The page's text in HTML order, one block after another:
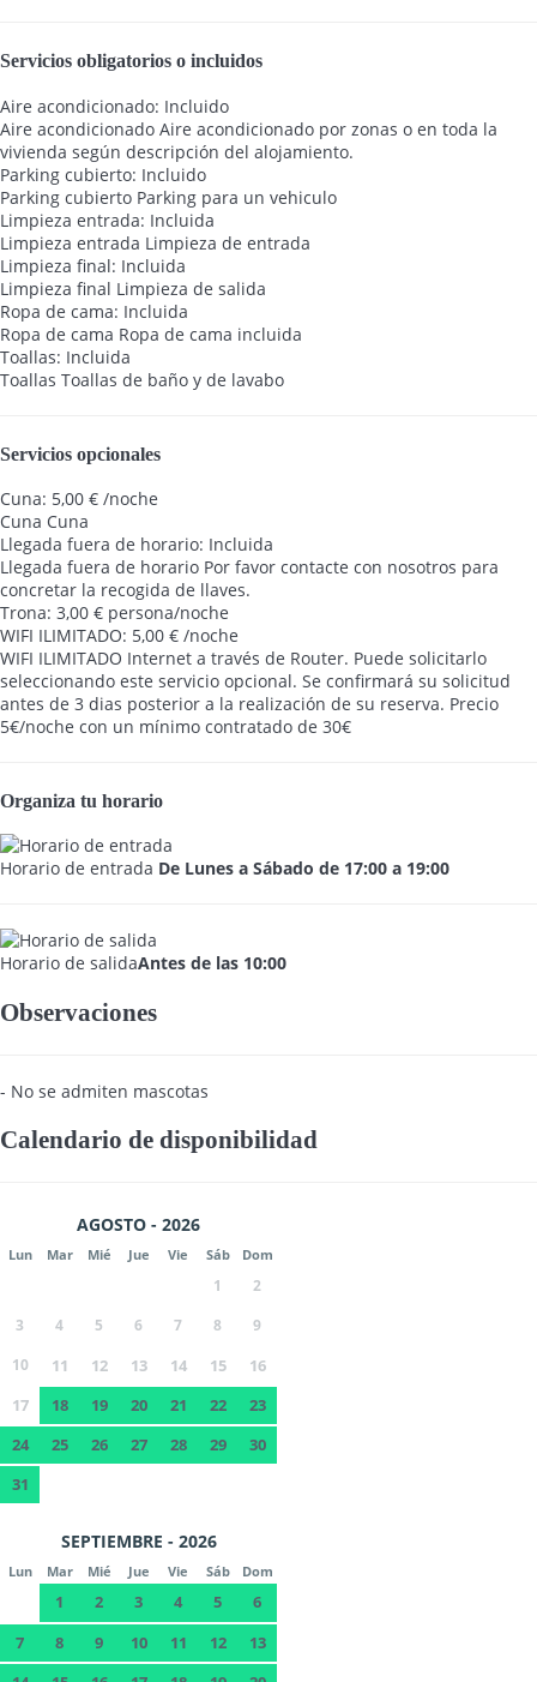
Servicios obligatorios o incluidos
Aire acondicionado: Incluido
Aire acondicionado Aire acondicionado por zonas o en toda la
vivienda según descripción del alojamiento.
Parking cubierto: Incluido
Parking cubierto Parking para un vehiculo
Limpieza entrada: Incluida
Limpieza entrada Limpieza de entrada
Limpieza final: Incluida
Limpieza final Limpieza de salida
Ropa de cama: Incluida
Ropa de cama Ropa de cama incluida
Toallas: Incluida
Toallas Toallas de baño y de lavabo
Servicios opcionales
Cuna: 5,00 € /noche
Cuna Cuna
Llegada fuera de horario: Incluida
Llegada fuera de horario Por favor contacte con nosotros para
concretar la recogida de llaves.
Trona: 3,00 € persona/noche
WIFI ILIMITADO: 5,00 € /noche
WIFI ILIMITADO Internet a través de Router. Puede solicitarlo
seleccionando este servicio opcional. Se confirmará su solicitud
antes de 3 dias posterior a la realización de su reserva. Precio
5€/noche con un mínimo contratado de 30€
Organiza tu horario
Horario de entrada De Lunes a Sábado de 17:00 a 19:00
Horario de salidaAntes de las 10:00
Observaciones
- No se admiten mascotas
Calendario de disponibilidad
AGOSTO - 2026
Lun Mar Mié Jue Vie Sáb Dom
1
2
3
4 5 6 7 8
9
10
11 12 13 14 15
16
17
18 19 20 21 22
23
24
25 26 27 28 29
30
31
SEPTIEMBRE - 2026
Lun Mar Mié Jue Vie Sáb Dom
1 2 3 4 5
6
7
8 9 10 11 12
13